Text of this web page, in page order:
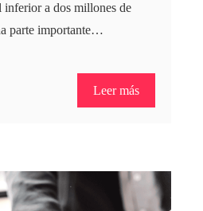
inferior a dos millones de
parte importante…
Leer más